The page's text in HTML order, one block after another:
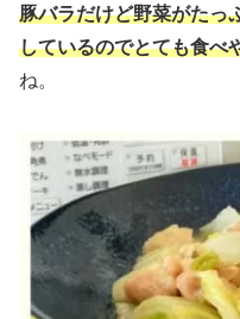
豚バラだけど野菜がたっ
しているのでとても食べ
ね。